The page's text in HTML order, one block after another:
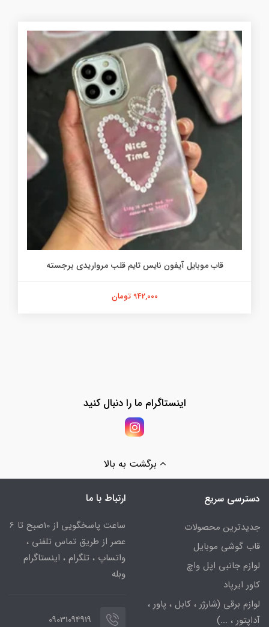
قاب موبایل آیفون نایس تایم قلب مرواریدی برجسته
942,000 تومان
اینستاگرام ما را دنبال کنید
برگشت به بالا
دسترسی سریع
جدیدترین محصولات
قاب گوشی موبایل
لوازم جانبی اپل واچ
کاور ایرپاد
لوازم برقی (شارژر ، کابل ، پاور ،
آداپتور ، ...)
ارتباط با ما
ساعت پاسخگویی از 10صبح تا 6
عصر از طریق تماس تلفنی ،
واتساپ ، تلگرام ، اینستاگرام
وبله
09031094919